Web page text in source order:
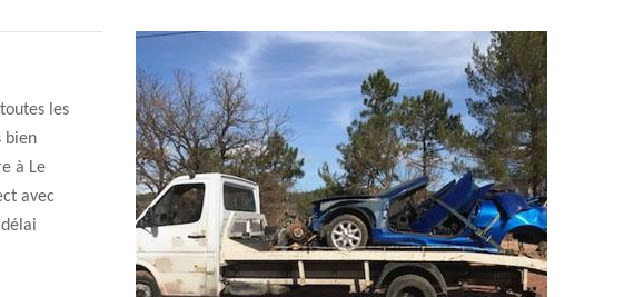
les
bien
à Le
avec